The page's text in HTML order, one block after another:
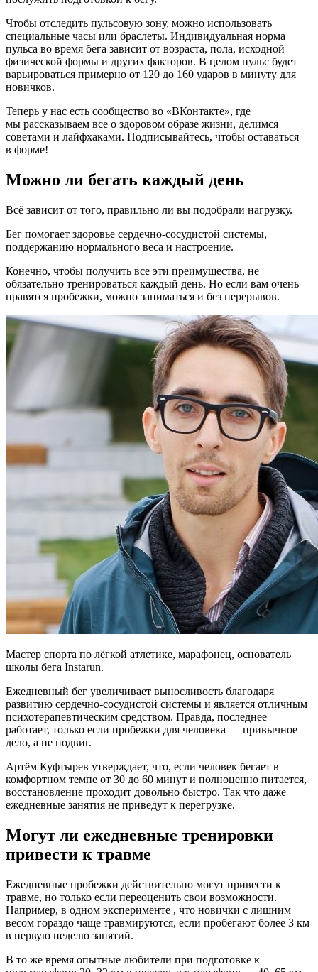
Чтобы отследить пульсовую зону, можно использовать
специальные часы или браслеты. Индивидуальная норма
пульса во время бега зависит от возраста, пола, исходной
физической формы и других факторов. В целом пульс будет
варьироваться примерно от 120 до 160 ударов в минуту для
новичков.
Теперь у нас есть сообщество во «ВКонтакте», где
мы рассказываем все о здоровом образе жизни, делимся
советами и лайфхаками. Подписывайтесь, чтобы оставаться
в форме!
Можно ли бегать каждый день
Всё зависит от того, правильно ли вы подобрали нагрузку.
Бег помогает здоровье сердечно‑сосудистой системы,
поддержанию нормального веса и настроение.
Конечно, чтобы получить все эти преимущества, не
обязательно тренироваться каждый день. Но если вам очень
нравятся пробежки, можно заниматься и без перерывов.
Мастер спорта по лёгкой атлетике, марафонец, основатель
школы бега Instarun.
Ежедневный бег увеличивает выносливость благодаря
развитию сердечно‑сосудистой системы и является отличным
психотерапевтическим средством. Правда, последнее
работает, только если пробежки для человека — привычное
дело, а не подвиг.
Артём Куфтырев утверждает, что, если человек бегает в
комфортном темпе от 30 до 60 минут и полноценно питается,
восстановление проходит довольно быстро. Так что даже
ежедневные занятия не приведут к перегрузке.
Могут ли ежедневные тренировки
привести к травме
Ежедневные пробежки действительно могут привести к
травме, но только если переоценить свои возможности.
Например, в одном эксперименте , что новички с лишним
весом гораздо чаще травмируются, если пробегают более 3 км
в первую неделю занятий.
В то же время опытные любители при подготовке к